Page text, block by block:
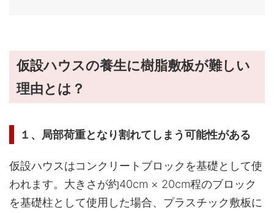
仮設ハウスの養生に樹脂敷板が難しい
理由とは？
１、局部荷重となり割れてしまう可能性がある
仮設ハウスはコンクリートブロックを基礎として使
われます。大きさが約40cm × 20cm程のブロック
を基礎柱として使用した場合、プラスチック敷板に